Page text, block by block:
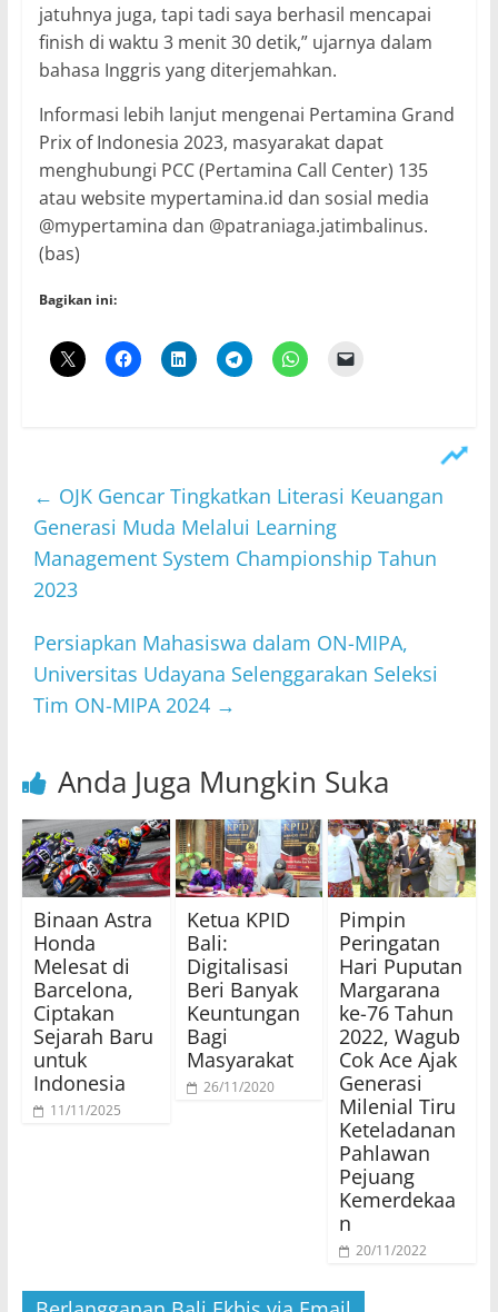
jatuhnya juga, tapi tadi saya berhasil mencapai
finish di waktu 3 menit 30 detik,” ujarnya dalam
bahasa Inggris yang diterjemahkan.
Informasi lebih lanjut mengenai Pertamina Grand
Prix of Indonesia 2023, masyarakat dapat
menghubungi PCC (Pertamina Call Center) 135
atau website mypertamina.id dan sosial media
@mypertamina dan @patraniaga.jatimbalinus.
(bas)
Bagikan ini:
← OJK Gencar Tingkatkan Literasi Keuangan
Generasi Muda Melalui Learning
Management System Championship Tahun
2023
Persiapkan Mahasiswa dalam ON-MIPA,
Universitas Udayana Selenggarakan Seleksi
Tim ON-MIPA 2024 →
Anda Juga Mungkin Suka
Binaan Astra
Honda
Melesat di
Barcelona,
Ciptakan
Sejarah Baru
untuk
Indonesia
11/11/2025
Ketua KPID
Bali:
Digitalisasi
Beri Banyak
Keuntungan
Bagi
Masyarakat
26/11/2020
Pimpin
Peringatan
Hari Puputan
Margarana
ke-76 Tahun
2022, Wagub
Cok Ace Ajak
Generasi
Milenial Tiru
Keteladanan
Pahlawan
Pejuang
Kemerdekaa
n
20/11/2022